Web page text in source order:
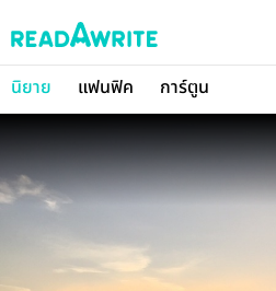
นิยาย แฟนฟิค การ์ตูน